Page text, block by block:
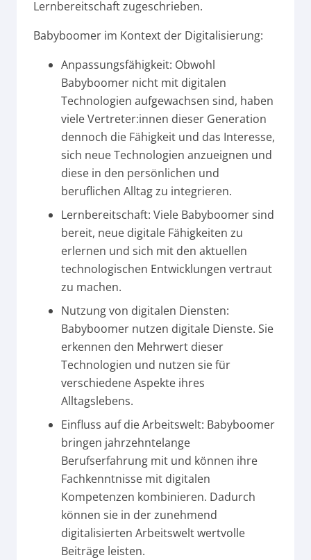
Lernbereitschaft zugeschrieben.
Babyboomer im Kontext der Digitalisierung:
Anpassungsfähigkeit: Obwohl
Babyboomer nicht mit digitalen
Technologien aufgewachsen sind, haben
viele Vertreter:innen dieser Generation
dennoch die Fähigkeit und das Interesse,
sich neue Technologien anzueignen und
diese in den persönlichen und
beruflichen Alltag zu integrieren.
Lernbereitschaft: Viele Babyboomer sind
bereit, neue digitale Fähigkeiten zu
erlernen und sich mit den aktuellen
technologischen Entwicklungen vertraut
zu machen.
Nutzung von digitalen Diensten:
Babyboomer nutzen digitale Dienste. Sie
erkennen den Mehrwert dieser
Technologien und nutzen sie für
verschiedene Aspekte ihres
Alltagslebens.
Einfluss auf die Arbeitswelt: Babyboomer
bringen jahrzehntelange
Berufserfahrung mit und können ihre
Fachkenntnisse mit digitalen
Kompetenzen kombinieren. Dadurch
können sie in der zunehmend
digitalisierten Arbeitswelt wertvolle
Beiträge leisten.